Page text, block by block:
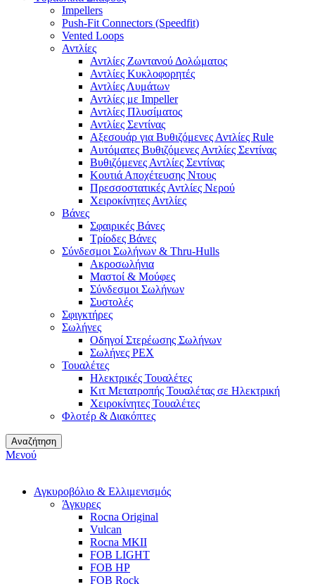
Impellers
Push-Fit Connectors (Speedfit)
Vented Loops
Αντλίες
Αντλίες Ζωντανού Δολώματος
Αντλίες Κυκλοφορητές
Αντλίες Λυμάτων
Αντλίες με Impeller
Αντλίες Πλυσίματος
Αντλίες Σεντίνας
Αξεσουάρ για Βυθιζόμενες Αντλίες Rule
Αυτόματες Βυθιζόμενες Αντλίες Σεντίνας
Βυθιζόμενες Αντλίες Σεντίνας
Κουτιά Αποχέτευσης Ντους
Πρεσσοστατικές Αντλίες Νερού
Χειροκίνητες Αντλίες
Βάνες
Σφαιρικές Βάνες
Τρίοδες Βάνες
Σύνδεσμοι Σωλήνων & Thru-Hulls
Ακροσωλήνια
Μαστοί & Μούφες
Σύνδεσμοι Σωλήνων
Συστολές
Σφιγκτήρες
Σωλήνες
Οδηγοί Στερέωσης Σωλήνων
Σωλήνες PEX
Τουαλέτες
Ηλεκτρικές Τουαλέτες
Κιτ Μετατροπής Τουαλέτας σε Ηλεκτρική
Χειροκίνητες Τουαλέτες
Φλοτέρ & Διακόπτες
Αναζήτηση
Μενού
Αγκυροβόλιο & Ελλιμενισμός
Άγκυρες
Rocna Original
Vulcan
Rocna MKII
FOB LIGHT
FOB HP
FOB Rock